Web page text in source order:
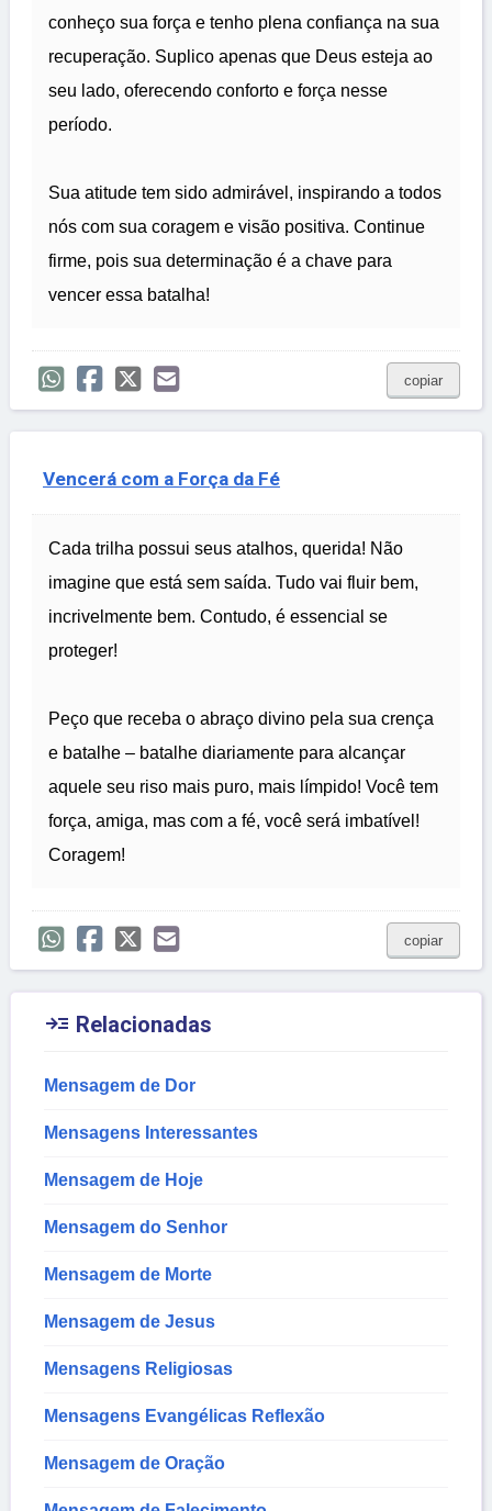
conheço sua força e tenho plena confiança na sua
recuperação. Suplico apenas que Deus esteja ao
seu lado, oferecendo conforto e força nesse
período.
Sua atitude tem sido admirável, inspirando a todos
nós com sua coragem e visão positiva. Continue
firme, pois sua determinação é a chave para
vencer essa batalha!
copiar
Vencerá com a Força da Fé
Cada trilha possui seus atalhos, querida! Não
imagine que está sem saída. Tudo vai fluir bem,
incrivelmente bem. Contudo, é essencial se
proteger!
Peço que receba o abraço divino pela sua crença
e batalhe – batalhe diariamente para alcançar
aquele seu riso mais puro, mais límpido! Você tem
força, amiga, mas com a fé, você será imbatível!
Coragem!
copiar
 Relacionadas
Mensagem de Dor
Mensagens Interessantes
Mensagem de Hoje
Mensagem do Senhor
Mensagem de Morte
Mensagem de Jesus
Mensagens Religiosas
Mensagens Evangélicas Reflexão
Mensagem de Oração